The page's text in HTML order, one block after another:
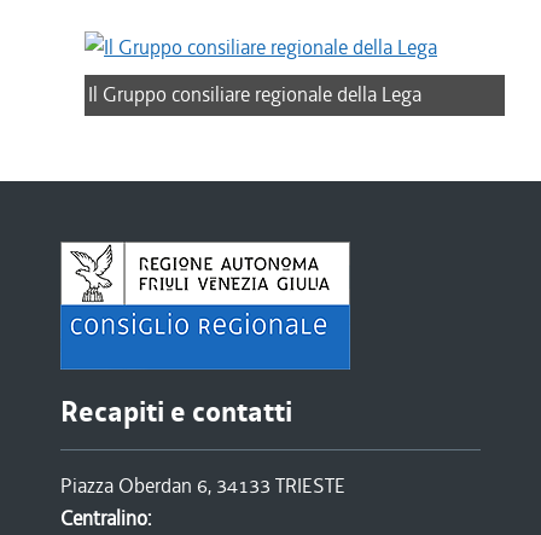
Il Gruppo consiliare regionale della Lega
Recapiti e contatti
Piazza Oberdan 6, 34133 TRIESTE
Centralino: